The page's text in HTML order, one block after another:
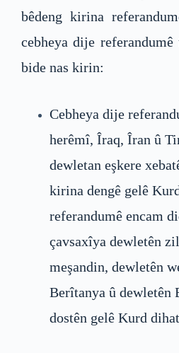
bêdeng kirina
cebheya dije
bide nas kirin:
Cebheya dije
herêmî, Îraq, Îran û
dewletan eşkere
kirina dengê gelê
referandumê encam
çavsaxîya dewletên
meşandin, dewletên
Berîtanya û dewletên
dostên gelê Kurd